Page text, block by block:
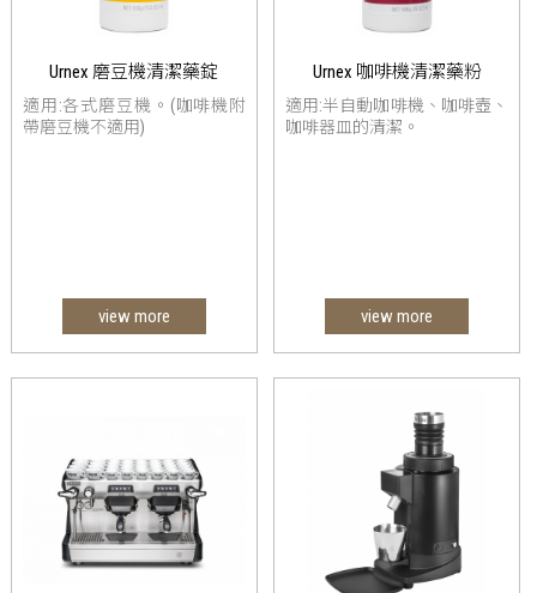
Urnex 磨豆機清潔藥錠
適用:各式磨豆機。(咖啡機附
帶磨豆機不適用)
view more
Urnex 咖啡機清潔藥粉
適用:半自動咖啡機、咖啡壺、
咖啡器皿的清潔。
view more